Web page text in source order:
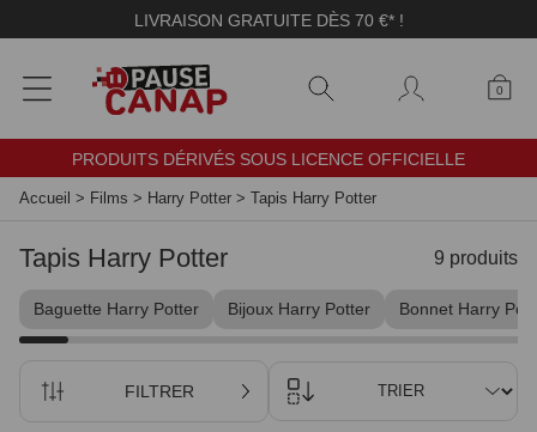
LIVRAISON GRATUITE DÈS 70 €* !
0
PRODUITS DÉRIVÉS SOUS LICENCE OFFICIELLE
Accueil > Films > Harry Potter > Tapis Harry Potter
Tapis Harry Potter 9 produits
Baguette Harry Potter Bijoux Harry Potter Bonnet Harry
FILTRER TRIER
Panneau de gestion des cookies